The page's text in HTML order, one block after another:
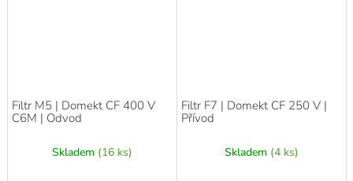
Filtr M5 | Domekt CF 400 V
C6M | Odvod
Skladem (16 ks)
Filtr F7 | Domekt CF 250 V |
Přívod
Skladem (4 ks)